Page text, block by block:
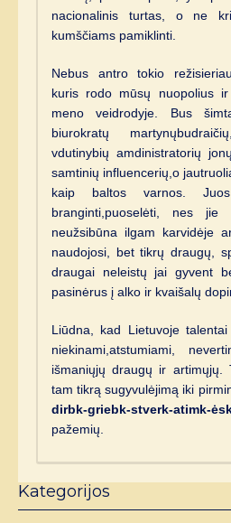
nacionalinis turtas, o ne
kumščiams pamiklinti.
Nebus antro tokio
kuris rodo mūsų nuopolius
meno veidrodyje. Bus
biurokratų
vdutinybių amdinistratorių
samtinių influencerių,o
kaip baltos varnos.
branginti,puoselėti, nes jie
neužsibūna ilgam karvidėje
naudojosi, bet tikrų draugų,
draugai neleistų jai gyvent
pasinėrus į alko ir kvaišalų
Liūdna, kad Lietuvoje talentai
niekinami,atstumiami,
išmaniųjų draugų ir artimųjų.
tam tikrą sugyvulėjimą iki
dirbk-griebk-stverk-atimk-
pažemių.
Kategorijos